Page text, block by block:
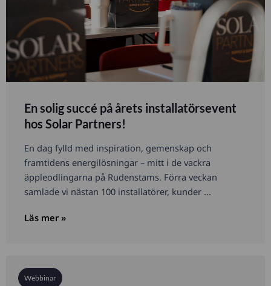
En solig succé på årets installatörsevent
hos Solar Partners!
En dag fylld med inspiration, gemenskap och
framtidens energilösningar – mitt i de vackra
äppleodlingarna på Rudenstams. Förra veckan
samlade vi nästan 100 installatörer, kunder ...
Läs mer »
Webbinar